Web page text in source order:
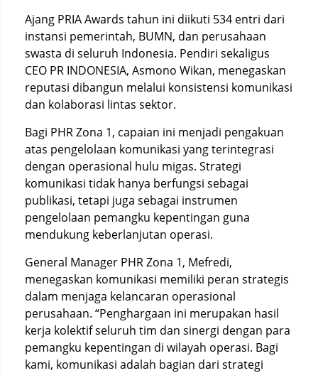
Ajang PRIA Awards tahun ini diikuti 534 entri dari
instansi pemerintah, BUMN, dan perusahaan
swasta di seluruh Indonesia. Pendiri sekaligus
CEO PR INDONESIA, Asmono Wikan, menegaskan
reputasi dibangun melalui konsistensi komunikasi
dan kolaborasi lintas sektor.
Bagi PHR Zona 1, capaian ini menjadi pengakuan
atas pengelolaan komunikasi yang terintegrasi
dengan operasional hulu migas. Strategi
komunikasi tidak hanya berfungsi sebagai
publikasi, tetapi juga sebagai instrumen
pengelolaan pemangku kepentingan guna
mendukung keberlanjutan operasi.
General Manager PHR Zona 1, Mefredi,
menegaskan komunikasi memiliki peran strategis
dalam menjaga kelancaran operasional
perusahaan. “Penghargaan ini merupakan hasil
kerja kolektif seluruh tim dan sinergi dengan para
pemangku kepentingan di wilayah operasi. Bagi
kami, komunikasi adalah bagian dari strategi